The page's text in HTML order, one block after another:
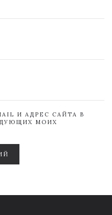
И АДРЕС САЙТА В
МОИХ